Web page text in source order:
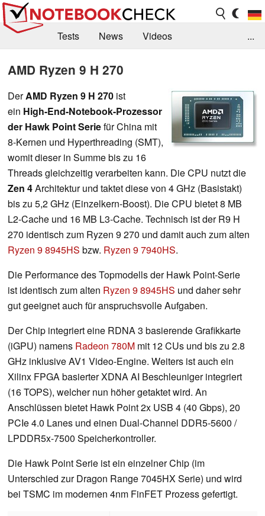
Tests News
Videos
Jobs
Forum
...
AMD Ryzen 9 H 270
DerAMD Ryzen 9 H 270 ist
ein High-End-Notebook-Prozessor
der Hawk Point Seriefür China mit
8-Kernen und Hyperthreading (SMT),
womit dieser in Summe bis zu 16
Threads gleichzeitig verarbeiten kann. Die CPU nutzt die
Zen 4Architektur und taktet diese von 4 GHz (Basistakt)
bis zu 5,2 GHz (Einzelkern-Boost). Die CPU bietet 8 MB
L2-Cache und 16 MB L3-Cache. Technisch ist der R9 H
270 identisch zum Ryzen 9 270 und damit auch zum alten
Ryzen 9 8945HS bzw. Ryzen 9 7940HS.
Die Performance des Topmodells der Hawk Point-Serie
ist identisch zum alten Ryzen 9 8945HS und daher sehr
gut geeignet auch für anspruchsvolle Aufgaben.
Der Chip integriert eine RDNA 3 basierende Grafikkarte
(iGPU) namens Radeon 780M mit 12 CUs und bis zu 2.8
GHz inklusive AV1 Video-Engine. Weiters ist auch ein
Xilinx FPGA basierter XDNA AI Beschleuniger integriert
(16 TOPS), welcher nun höher getaktet wird. An
Anschlüssen bietet Hawk Point 2x USB 4 (40 Gbps), 20
PCIe 4.0 Lanes und einen Dual-Channel DDR5-5600 /
LPDDR5x-7500 Speicherkontroller.
Die Hawk Point Serie ist ein einzelner Chip (im
Unterschied zur Dragon Range 7045HX Serie) und wird
bei TSMC im modernen 4nm FinFET Prozess gefertigt.